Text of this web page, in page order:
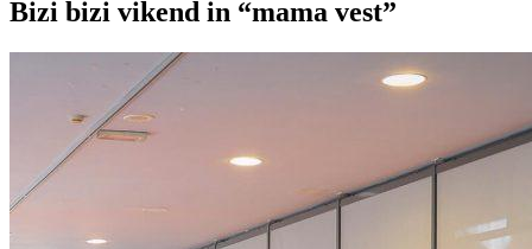
Bizi bizi vikend in “mama vest”